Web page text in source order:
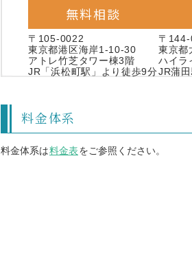
無料相談
〒105-0022
東京都港区海岸1-10-30
アトレ竹芝タワー棟3階
JR「浜松町駅」より徒歩9分
〒
東京都
ハイラ
JR蒲
料金体系
料金体系は料金表をご参照ください。